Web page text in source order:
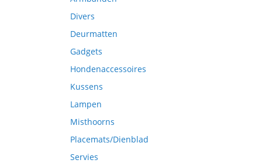
Divers
Deurmatten
Gadgets
Hondenaccessoires
Kussens
Lampen
Misthoorns
Placemats/Dienblad
Servies